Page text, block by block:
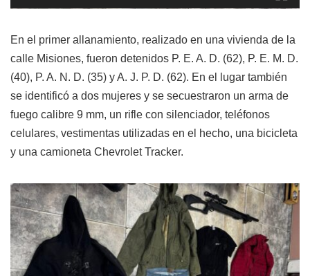
En el primer allanamiento, realizado en una vivienda de la
calle Misiones, fueron detenidos P. E. A. D. (62), P. E. M. D.
(40), P. A. N. D. (35) y A. J. P. D. (62). En el lugar también
se identificó a dos mujeres y se secuestraron un arma de
fuego calibre 9 mm, un rifle con silenciador, teléfonos
celulares, vestimentas utilizadas en el hecho, una bicicleta
y una camioneta Chevrolet Tracker.